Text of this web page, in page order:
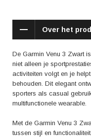
De positieve reviews van
indruk van de accuraatheid
functionaliteit tijdens het
lang genoeg meegaat om je
van stroom te voorzien.
Als het gaat om het
dat je krijgt wanneer je dit
functionaliteit en stijl, maakt
Over het
De Garmin Venu 3 Zwart
niet alleen je
activiteiten volgt en je
behouden. Dit elegant
sporters als casual
multifunctionele wearable.
Met de Garmin Venu 3
tussen stijl en